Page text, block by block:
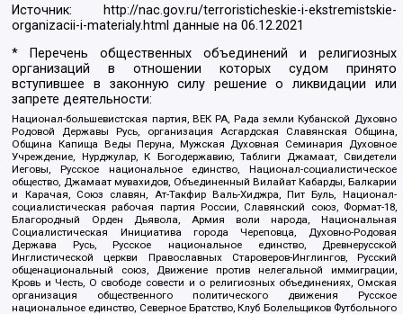
Источник:
http://nac.gov.ru/terroristicheskie-i-ekstremistskie-
organizacii-i-materialy.html данные на06.12.2021
* Перечень общественных объединений и религиозных
организаций в отношении которых судом принято
вступившее в законную силу решение о ликвидации или
запрете деятельности:
Национал-большевистская партия, ВЕК РА, Рада земли Кубанской Духовно
Родовой Державы Русь, организация Асгардская Славянская Община,
Община Капища Веды Перуна, Мужская Духовная Семинария Духовное
Учреждение, Нурджулар, К Богодержавию, Таблиги Джамаат, Свидетели
Иеговы, Русское национальное единство, Национал-социалистическое
общество, Джамаат мувахидов, Объединенный Вилайат Кабарды, Балкарии
и Карачая, Союз славян, Ат-Такфир Валь-Хиджра, Пит Буль, Национал-
социалистическая рабочая партия России, Славянский союз, Формат-18,
Благородный Орден Дьявола, Армия воли народа, Национальная
Социалистическая Инициатива города Череповца, Духовно-Родовая
Держава Русь, Русское национальное единство, Древнерусской
Инглистической церкви Православных Староверов-Инглингов, Русский
общенациональный союз, Движение против нелегальной иммиграции,
Кровь и Честь, О свободе совести и о религиозных объединениях, Омская
организация общественного политического движения Русское
национальное единство, Северное Братство, Клуб Болельщиков Футбольного